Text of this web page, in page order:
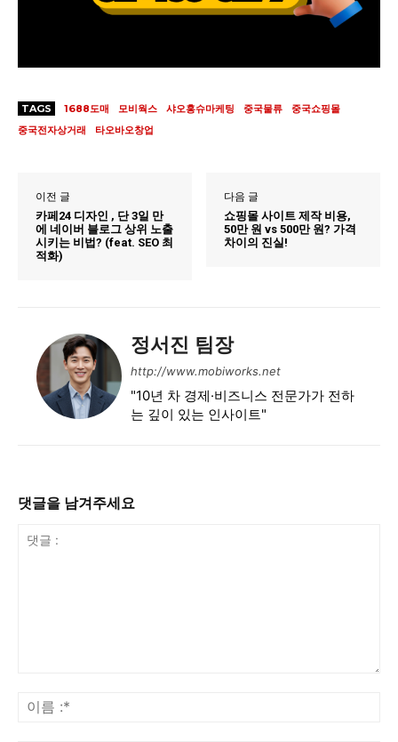
TAGS 1688도매 모비웍스 샤오홍슈마케팅 중국물류
중국쇼핑몰
중국전자상거래
타오바오창업
이전 글
카페24 디자인 , 단 3일 만
에 네이버 블로그 상위 노출
시키는 비법? (feat. SEO 최
적화)
다음 글
쇼핑몰 사이트 제작 비용,
50만 원 vs 500만 원? 가격
차이의 진실!
정서진 팀장
http://www.mobiworks.net
"10년 차 경제·비즈니스 전문가가 전하
는 깊이 있는 인사이트"
댓글을 남겨주세요
글